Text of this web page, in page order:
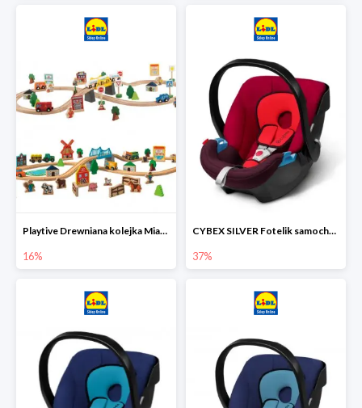
Playtive Drewniana kolejka Miasto lub Farma
16%
CYBEX SILVER Fotelik samochodowy
37%